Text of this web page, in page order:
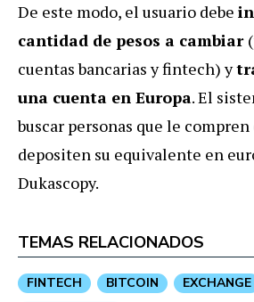
De este modo, el usuario debe
cantidad de pesos a cambiar
cuentas bancarias y fintech) y
una cuenta en Europa. El
buscar personas que le compren
depositen su equivalente en
Dukascopy.
TEMAS RELACIONADOS
FINTECH BITCOIN EXCHANGE